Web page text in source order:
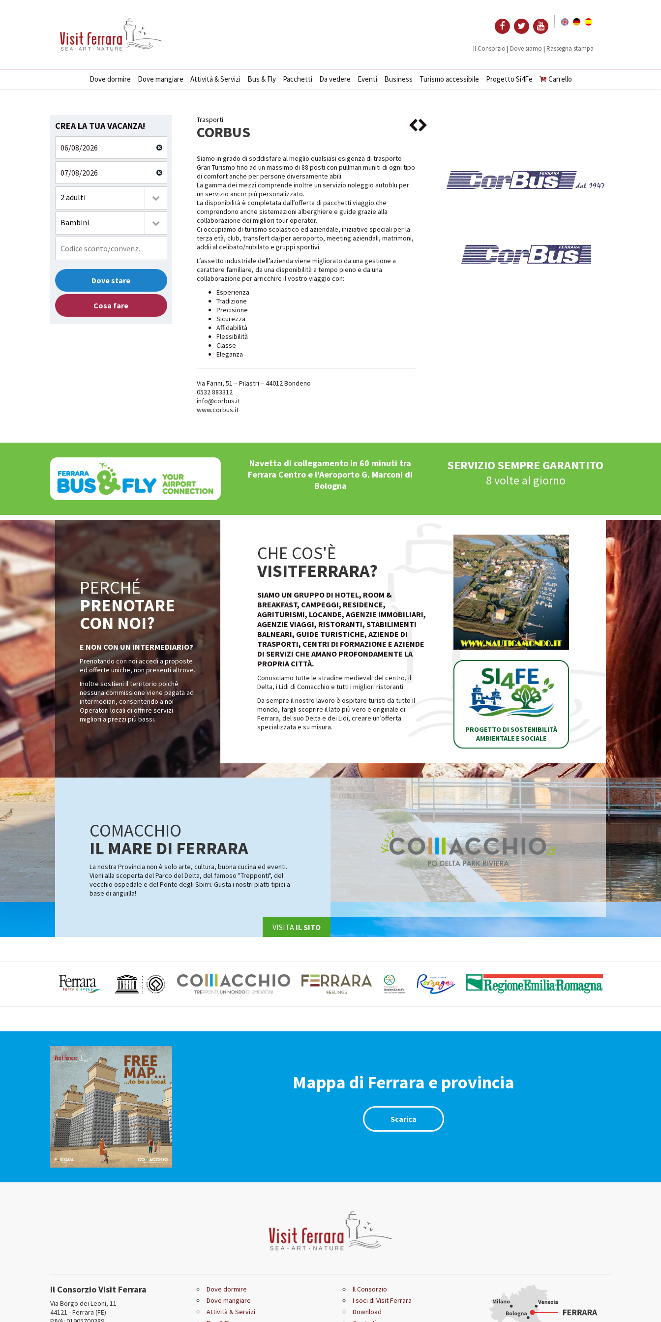
Il Consorzio | Dove siamo | Rassegna stampa
Dove dormire Dove mangiare Attività & Servizi Bus & Fly Pacchetti Da vedere Eventi Business Turismo accessibile Progetto Si4Fe Carrello
CREA LA TUA VACANZA!
2 adulti
Bambini
Dove stare
Cosa fare
Trasporti
CORBUS
Siamo in grado di soddisfare al meglio qualsiasi esigenza di trasporto
Gran Turismo fino ad un massimo di 88 posti con pullman muniti di ogni tipo
di comfort anche per persone diversamente abili.
La gamma dei mezzi comprende inoltre un servizio noleggio autoblu per
un servizio ancor più personalizzato.
La disponibilità è completata dall’offerta di pacchetti viaggio che
comprendono anche sistemazioni alberghiere e guide grazie alla
collaborazione dei migliori tour operator.
Ci occupiamo di turismo scolastico ed aziendale, iniziative speciali per la
terza età, club, transfert da/per aeroporto, meeting aziendali, matrimoni,
addii al celibato/nubilato e gruppi sportivi.
L’assetto industriale dell’azienda viene migliorato da una gestione a
carattere familiare, da una disponibilità a tempo pieno e da una
collaborazione per arricchire il vostro viaggio con:
Esperienza
Tradizione
Precisione
Sicurezza
Affidabilità
Flessibilità
Classe
Eleganza
Via Farini, 51 – Pilastri – 44012 Bondeno
0532 883312
info@corbus.it
www.corbus.it
Navetta di collegamento in 60 minuti tra
Ferrara Centro e l'Aeroporto G. Marconi di
Bologna
SERVIZIO SEMPRE GARANTITO
8 volte al giorno
PERCHÉ
PRENOTARE
CON NOI?
E NON CON UN INTERMEDIARIO?
Prenotando con noi accedi a proposte
ed offerte uniche, non presenti altrove.
Inoltre sostieni il territorio poichè
nessuna commissione viene pagata ad
intermediari, consentendo a noi
Operatori locali di offrire servizi
migliori a prezzi più bassi.
CHE COS'È
VISITFERRARA?
SIAMO UN GRUPPO DI HOTEL, ROOM &
BREAKFAST, CAMPEGGI, RESIDENCE,
AGRITURISMI, LOCANDE, AGENZIE IMMOBILIARI,
AGENZIE VIAGGI, RISTORANTI, STABILIMENTI
BALNEARI, GUIDE TURISTICHE, AZIENDE DI
TRASPORTI, CENTRI DI FORMAZIONE E AZIENDE
DI SERVIZI CHE AMANO PROFONDAMENTE LA
PROPRIA CITTÀ.
Conosciamo tutte le stradine medievali del centro, il
Delta, i Lidi di Comacchio e tutti i migliori ristoranti.
Da sempre il nostro lavoro è ospitare turisti da tutto il
mondo, fargli scoprire il lato più vero e originale di
Ferrara, del suo Delta e dei Lidi, creare un’offerta
specializzata e su misura.
PROGETTO DI SOSTENIBILITÀ
AMBIENTALE E SOCIALE
COMACCHIO
IL MARE DI FERRARA
La nostra Provincia non è solo arte, cultura, buona cucina ed eventi.
Vieni alla scoperta del Parco del Delta, del famoso "Trepponti", del
vecchio ospedale e del Ponte degli Sbirri. Gusta i nostri piatti tipici a
base di anguilla!
VISITA IL SITO
Mappa di Ferrara e provincia
Scarica
Il Consorzio Visit Ferrara
Via Borgo dei Leoni, 11
44121 - Ferrara (FE)
Dove dormire
Dove mangiare
Attività & Servizi
Il Consorzio
I soci di Visit Ferrara
Download